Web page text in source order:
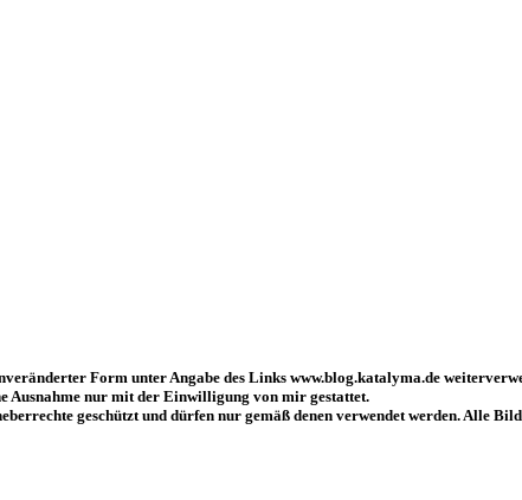
Form unter Angabe des Links www.blog.katalyma.de
Ausnahme nur mit der Einwilligung von mir gestattet.
geschützt und dürfen nur gemäß denen verwendet werden. Alle